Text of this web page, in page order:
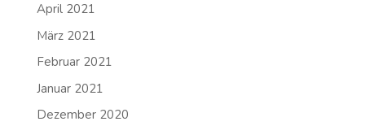
April 2021
März 2021
Februar 2021
Januar 2021
Dezember 2020